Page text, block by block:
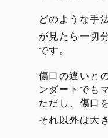
どのような手
が見たら一切
です。
傷口の違いと
ンダートでも
ただし、傷口
それ以外は大